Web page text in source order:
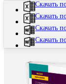
Скачать
Скачать
Скачать
Скачать